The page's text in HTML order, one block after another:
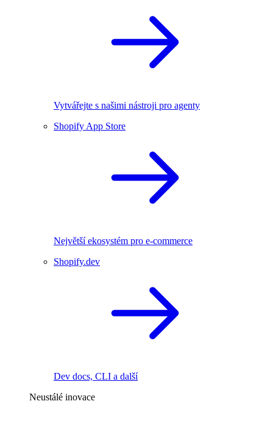
Vytvářejte s našimi nástroji pro agenty
Shopify App Store
Největší ekosystém pro e-commerce
Shopify.dev
Dev docs, CLI a další
Neustálé inovace